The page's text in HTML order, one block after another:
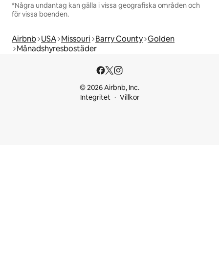
*Några undantag kan gälla i vissa geografiska områden och
för vissa boenden.
Airbnb USA Missouri Barry County Golden
Månadshyresbostäder
© 2026 Airbnb, Inc.
Integritet
Villkor